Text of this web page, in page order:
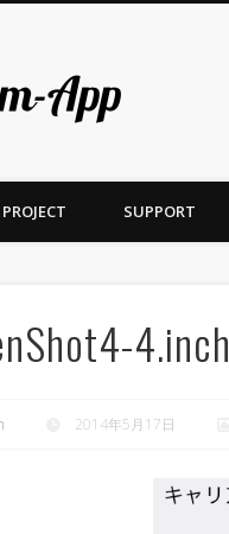
PROJECT SUPPORT
4.inch
2014年5月17日